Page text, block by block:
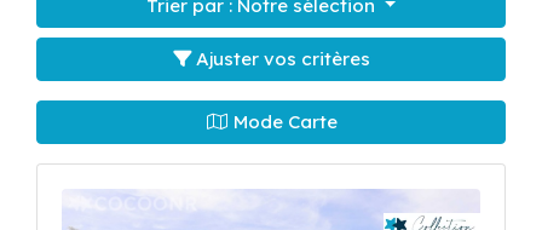
Trier par : Notre sélection
Ajuster vos critères
Mode Carte